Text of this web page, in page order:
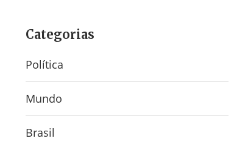
Categorias
Política
Mundo
Brasil